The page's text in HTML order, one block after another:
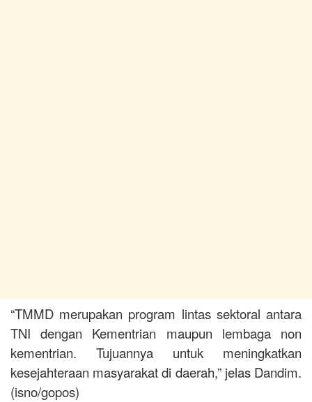
“TMMD merupakan program lintas sektoral antara
TNI dengan Kementrian maupun lembaga non
kementrian. Tujuannya untuk meningkatkan
kesejahteraan masyarakat di daerah,” jelas Dandim.
(isno/gopos)